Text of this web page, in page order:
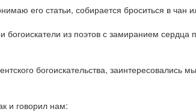
его статьи, собирается броситься в чан
богоискатели из поэтов с замиранием сердца
богоискательства, заинтересовались
и говорил нам: